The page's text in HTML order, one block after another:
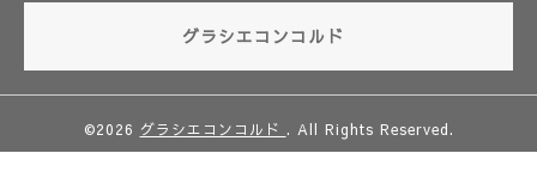
グラシエコンコルド
©2026 グラシエコンコルド . All Rights Reserved.